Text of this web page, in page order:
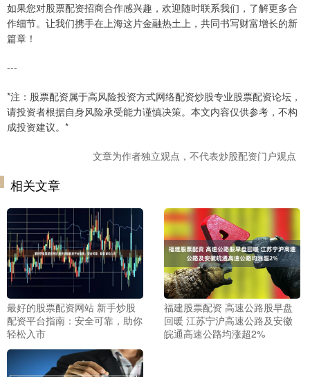
如果您对股票配资招商合作感兴趣，欢迎随时联系我们，了解更多合
作细节。让我们携手在上海这片金融热土上，共同书写财富增长的新
篇章！
---
*注：股票配资属于高风险投资方式网络配资炒股专业股票配资论坛，
请投资者根据自身风险承受能力谨慎决策。本文内容仅供参考，不构
成投资建议。*
文章为作者独立观点，不代表炒股配资门户观点
相关文章
最好的股票配资网站 新手炒股
配资平台指南：安全可靠，助你
轻松入市
福建股票配资 高速公路股早盘
回暖 江苏宁沪高速公路及安徽
皖通高速公路均涨超2%